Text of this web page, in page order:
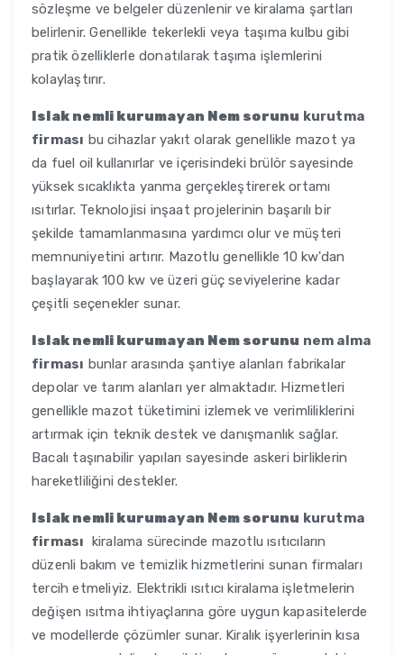
sözleşme ve belgeler düzenlenir ve kiralama şartları
belirlenir. Genellikle tekerlekli veya taşıma kulbu gibi
pratik özelliklerle donatılarak taşıma işlemlerini
kolaylaştırır.
Islak nemli kurumayan Nem sorunu kurutma
firması bu cihazlar yakıt olarak genellikle mazot ya
da fuel oil kullanırlar ve içerisindeki brülör sayesinde
yüksek sıcaklıkta yanma gerçekleştirerek ortamı
ısıtırlar. Teknolojisi inşaat projelerinin başarılı bir
şekilde tamamlanmasına yardımcı olur ve müşteri
memnuniyetini artırır. Mazotlu genellikle 10 kw'dan
başlayarak 100 kw ve üzeri güç seviyelerine kadar
çeşitli seçenekler sunar.
Islak nemli kurumayan Nem sorunu nem alma
firması bunlar arasında şantiye alanları fabrikalar
depolar ve tarım alanları yer almaktadır. Hizmetleri
genellikle mazot tüketimini izlemek ve verimliliklerini
artırmak için teknik destek ve danışmanlık sağlar.
Bacalı taşınabilir yapıları sayesinde askeri birliklerin
hareketliliğini destekler.
Islak nemli kurumayan Nem sorunu kurutma
firması kiralama sürecinde mazotlu ısıtıcıların
düzenli bakım ve temizlik hizmetlerini sunan firmaları
tercih etmeliyiz. Elektrikli ısıtıcı kiralama işletmelerin
değişen ısıtma ihtiyaçlarına göre uygun kapasitelerde
ve modellerde çözümler sunar. Kiralık işyerlerinin kısa